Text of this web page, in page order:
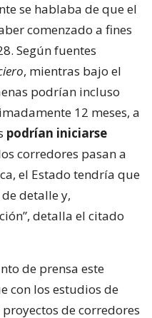
se hablaba de que el
comenzado a fines
Según fuentes
, mientras bajo el
podrían incluso
12 meses, a
podrían iniciarse
corredores pasan a
el Estado tendría que
detalle y,
detalla el citado
de prensa este
con los estudios de
de corredores